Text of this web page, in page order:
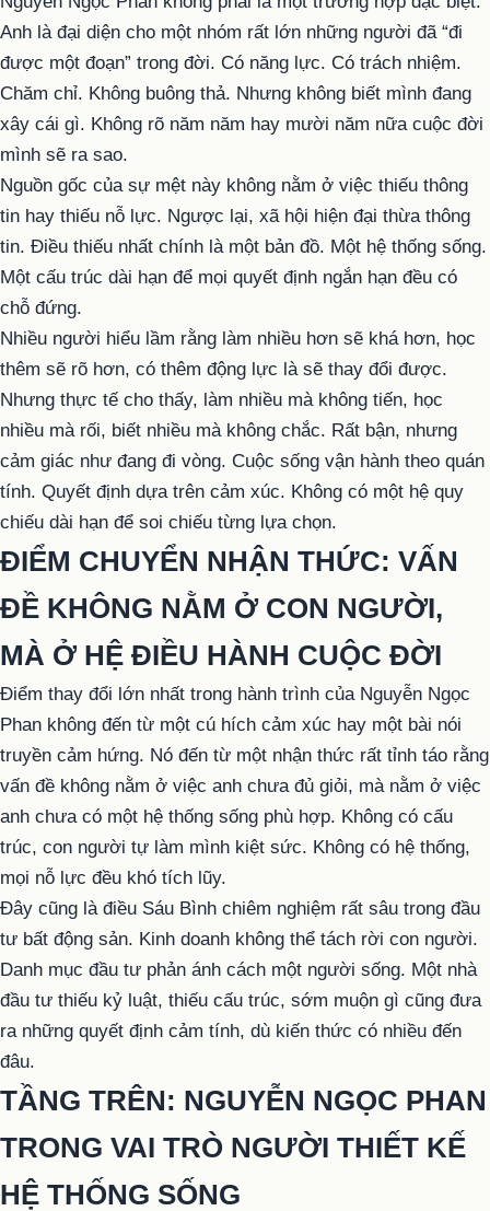
Anh là đại diện cho một nhóm rất lớn những người đã “đi
được một đoạn” trong đời. Có năng lực. Có trách nhiệm.
Chăm chỉ. Không buông thả. Nhưng không biết mình đang
xây cái gì. Không rõ năm năm hay mười năm nữa cuộc đời
mình sẽ ra sao.
Nguồn gốc của sự mệt này không nằm ở việc thiếu thông
tin hay thiếu nỗ lực. Ngược lại, xã hội hiện đại thừa thông
tin. Điều thiếu nhất chính là một bản đồ. Một hệ thống sống.
Một cấu trúc dài hạn để mọi quyết định ngắn hạn đều có
chỗ đứng.
Nhiều người hiểu lầm rằng làm nhiều hơn sẽ khá hơn, học
thêm sẽ rõ hơn, có thêm động lực là sẽ thay đổi được.
Nhưng thực tế cho thấy, làm nhiều mà không tiến, học
nhiều mà rối, biết nhiều mà không chắc. Rất bận, nhưng
cảm giác như đang đi vòng. Cuộc sống vận hành theo quán
tính. Quyết định dựa trên cảm xúc. Không có một hệ quy
chiếu dài hạn để soi chiếu từng lựa chọn.
ĐIỂM CHUYỂN NHẬN THỨC: VẤN
ĐỀ KHÔNG NẰM Ở CON NGƯỜI,
MÀ Ở HỆ ĐIỀU HÀNH CUỘC ĐỜI
Điểm thay đổi lớn nhất trong hành trình của Nguyễn Ngọc
Phan không đến từ một cú hích cảm xúc hay một bài nói
truyền cảm hứng. Nó đến từ một nhận thức rất tỉnh táo rằng
vấn đề không nằm ở việc anh chưa đủ giỏi, mà nằm ở việc
anh chưa có một hệ thống sống phù hợp. Không có cấu
trúc, con người tự làm mình kiệt sức. Không có hệ thống,
mọi nỗ lực đều khó tích lũy.
Đây cũng là điều Sáu Bình chiêm nghiệm rất sâu trong đầu
tư bất động sản. Kinh doanh không thể tách rời con người.
Danh mục đầu tư phản ánh cách một người sống. Một nhà
đầu tư thiếu kỷ luật, thiếu cấu trúc, sớm muộn gì cũng đưa
ra những quyết định cảm tính, dù kiến thức có nhiều đến
đâu.
TẦNG TRÊN: NGUYỄN NGỌC PHAN
TRONG VAI TRÒ NGƯỜI THIẾT KẾ
HỆ THỐNG SỐNG